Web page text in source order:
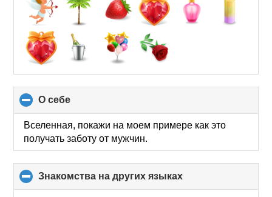
contents
О себе
to
collapse
contents
Вселенная, покажи на моем примере как это
получать заботу от мужчин.
Знакомства на других языках
to